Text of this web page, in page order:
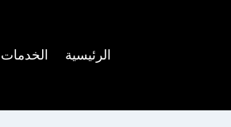
الرئيسية الخدمات